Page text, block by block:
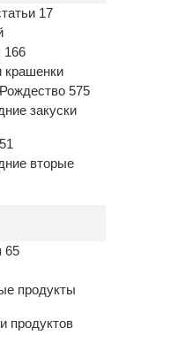
17
166
крашенки
575
закуски
вторые
65
продукты
продуктов